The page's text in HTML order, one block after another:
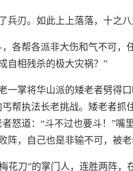
兵刃。如此上上落落，十之
各帮各派非大伤和气不可，
自相残杀的极大灾祸？”
一掌将华山派的矮老者劈得
帮执法长老挑战。矮老者抓
怒道：“斗不过也要斗！”嘴
阵，自己也是非输不可，被
花刀”的掌门人，连胜两阵，